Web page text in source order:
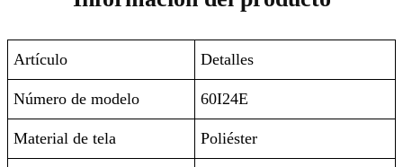
Artículo Detalles
Número de modelo 60I24E
Material de tela Poliéster